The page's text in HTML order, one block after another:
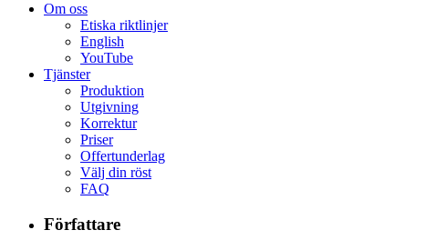
Om oss
Etiska riktlinjer
English
YouTube
Tjänster
Produktion
Utgivning
Korrektur
Priser
Offertunderlag
Välj din röst
FAQ
Författare